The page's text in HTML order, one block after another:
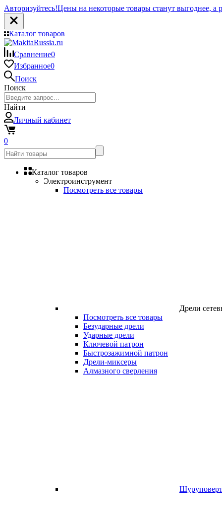
Авторизуйтесь!Цены на некоторые товары станут выгоднее, а
Каталог товаров
Сравнение0
Избранное0
Поиск
Поиск
Найти
Личный кабинет
0
Каталог товаров
Электроинструмент
Посмотреть все товары
Дрели
Посмотреть все товары
Безударные дрели
Ударные дрели
Ключевой патрон
Быстрозажимной патрон
Дрели-миксеры
Алмазного сверления